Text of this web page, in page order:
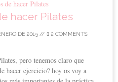
hacer Pilates
DE 2015 // 2 COMMENTS
pero tenemos claro que
hacer ejercicio? hoy os voy a